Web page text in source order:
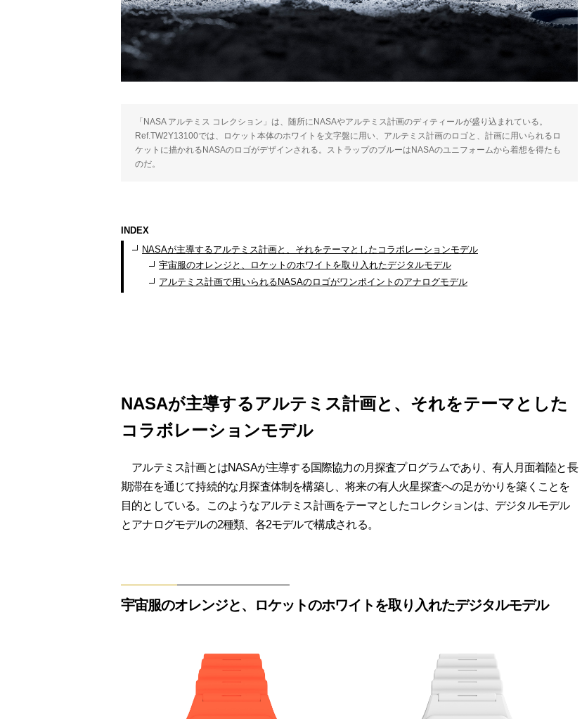
「NASA アルテミス コレクション」は、随所にNASAやアルテミス計画のディティールが盛り込まれている。
Ref.TW2Y13100では、ロケット本体のホワイトを文字盤に用い、アルテミス計画のロゴと、計画に用いられるロ
ケットに描かれるNASAのロゴがデザインされる。ストラップのブルーはNASAのユニフォームから着想を得たも
のだ。
INDEX
NASAが主導するアルテミス計画と、それをテーマとしたコラボレーションモデル
宇宙服のオレンジと、ロケットのホワイトを取り入れたデジタルモデル
アルテミス計画で用いられるNASAのロゴがワンポイントのアナログモデル
NASAが主導するアルテミス計画と、それをテーマとした
コラボレーションモデル
アルテミス計画とはNASAが主導する国際協力の月探査プログラムであり、有人月面着陸と長
期滞在を通じて持続的な月探査体制を構築し、将来の有人火星探査への足がかりを築くことを
目的としている。このようなアルテミス計画をテーマとしたコレクションは、デジタルモデル
とアナログモデルの2種類、各2モデルで構成される。
宇宙服のオレンジと、ロケットのホワイトを取り入れたデジタルモデル